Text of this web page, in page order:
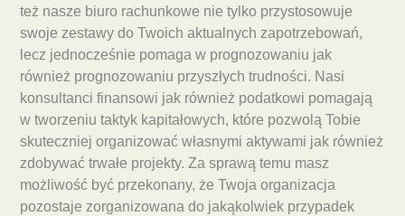
też nasze biuro rachunkowe nie tylko przystosowuje
swoje zestawy do Twoich aktualnych zapotrzebowań,
lecz jednocześnie pomaga w prognozowaniu jak
również prognozowaniu przyszłych trudności. Nasi
konsultanci finansowi jak również podatkowi pomagają
w tworzeniu taktyk kapitałowych, które pozwolą Tobie
skuteczniej organizować własnymi aktywami jak również
zdobywać trwałe projekty. Za sprawą temu masz
możliwość być przekonany, że Twoja organizacja
pozostaje zorganizowana do jakąkolwiek przypadek